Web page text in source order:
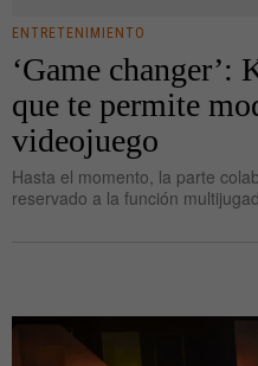
ENTRETENIMIENTO
‘Game
que te permite
videojuego
Hasta el momento, la parte
reservado a la función